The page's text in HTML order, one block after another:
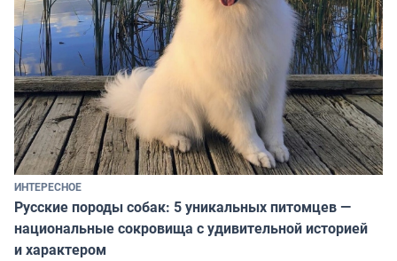
ИНТЕРЕСНОЕ
Русские породы собак: 5 уникальных питомцев —
национальные сокровища с удивительной историей
и характером